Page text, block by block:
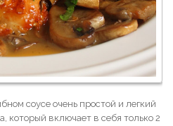
соусе очень простой и легкий
который включает в себя только 2